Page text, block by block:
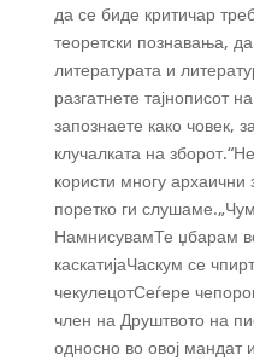
да се биде критичар
теоретски познавања,
литературата и
разгатнете тајнописот
запознаете како човек,
клучалката на
користи многу архаични
поретко ги
НамнисувамТе џбарам
каскатијаЧаскум се
чекулецотСеѓере
член на Друштвото на
односно во овој мандат